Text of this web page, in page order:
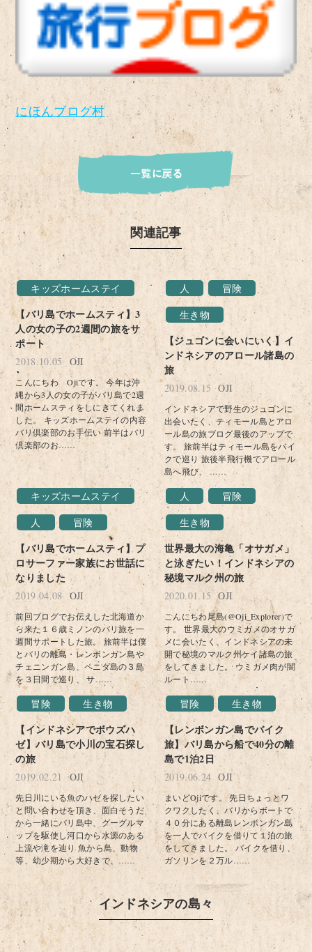
にほんブログ村
関連記事
キッズホームステイ
【バリ島でホームスティ】3
人の女の子の2週間の旅をサ
ポート
2018.10.05 OJI
こんにちわ Ojiです。 今年は沖
縄から3人の女の子がバリ島で2週
間ホームスティをしにきてくれま
した。 キッズホームステイの内容
バリ倶楽部のお手伝い 前半はバリ
倶楽部のお……
人
冒険
生き物
【ジュゴンに会いにいく】イ
ンドネシアのアロール諸島の
旅
2019.08.15 OJI
インドネシアで野生のジュゴンに
出会いたく、ティモール島とアロ
ール島の旅ブログ最後のアップで
す。 旅前半はティモール島をバイ
クで巡り 旅後半飛行機でアロール
島へ飛び、 ……
キッズホームステイ
人
冒険
【バリ島でホームスティ】プ
ロサーファー家族にお世話に
なりました
2019.04.08 OJI
前回ブログでお伝えした北海道か
ら来た１６歳ミノンのバリ旅を一
週間サポートした旅。 旅前半は僕
とバリの離島・レンボンガン島や
チェニンガン島、ペニダ島の３島
を３日間で巡り、 サ……
人
冒険
生き物
世界最大の海亀「オサガメ」
と泳ぎたい！インドネシアの
秘境マルク州の旅
2020.01.15 OJI
こんにちわ尾島(@Oji_Explorer)で
す。 世界最大のウミガメのオサガ
メに会いたく、インドネシアの未
開で秘境のマルク州ケイ諸島の旅
をしてきました。 ウミガメ肉が闇
ルート……
冒険 生き物
【インドネシアでボウズハ
ゼ】バリ島で小川の宝石探し
の旅
2019.02.21 OJI
先日川にいる魚のハゼを探したい
と問い合わせを頂き、面白そうだ
から一緒にバリ島中、グーグルマ
ップを駆使し河口から水源のある
上流や滝を辿り 魚から鳥、動物
等、幼少期から大好きで、……
冒険 生き物
【レンボンガン島でバイク
旅】バリ島から船で40分の離
島で1泊2日
2019.06.24 OJI
まいどOjiです。 先日ちょっとワ
クワクしたく、バリからボートで
４０分にある離島レンボンガン島
を一人でバイクを借りて１泊の旅
をしてきました。 バイクを借り、
ガソリンを２万ル……
インドネシアの島々